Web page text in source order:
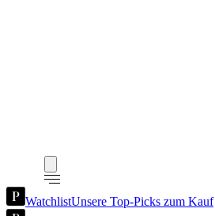
WatchlistUnsere Top-Picks zum Kauf